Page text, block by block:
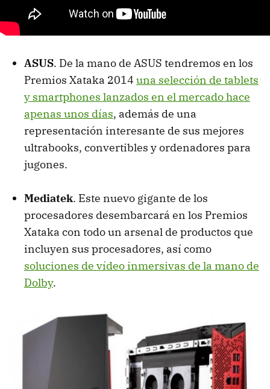
ASUS. De la mano de ASUS tendremos en los
Premios Xataka 2014 una selección de tablets
y smartphones lanzados en el mercado hace
apenas unos días, además de una
representación interesante de sus mejores
ultrabooks, convertibles y ordenadores para
jugones.
Mediatek. Este nuevo gigante de los
procesadores desembarcará en los Premios
Xataka con todo un arsenal de productos que
incluyen sus procesadores, así como
soluciones de vídeo inmersivas de la mano de
Dolby.